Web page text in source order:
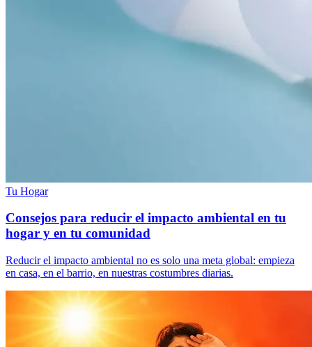
Tu Hogar
Consejos para reducir el impacto ambiental en tu
hogar y en tu comunidad
Reducir el impacto ambiental no es solo una meta global: empieza
en casa, en el barrio, en nuestras costumbres diarias.